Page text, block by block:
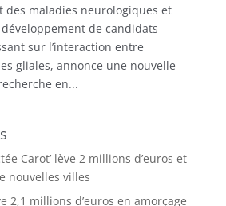
des maladies neurologiques et
de candidats
sur l’interaction entre
gliales, annonce une nouvelle
en...
Carot’ lève 2 millions d’euros et
nouvelles villes
2,1 millions d’euros en amorçage